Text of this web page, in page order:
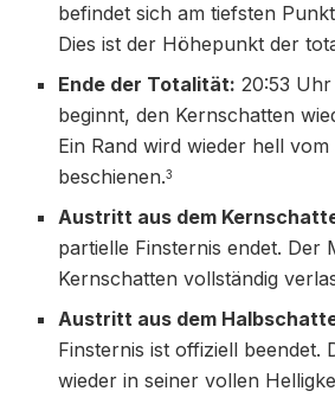
befindet sich am tiefsten
Dies ist der Höhepunkt der
Ende der Totalität: 20:53
beginnt, den Kernschatten
Ein Rand wird wieder hell
beschienen.3
Austritt aus dem
partielle Finsternis endet. Der
Kernschatten vollständig
Austritt aus dem
Finsternis ist offiziell beendet.
wieder in seiner vollen